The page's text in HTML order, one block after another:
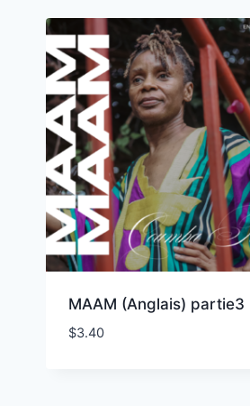
MAAM (Anglais) partie3
$3.40